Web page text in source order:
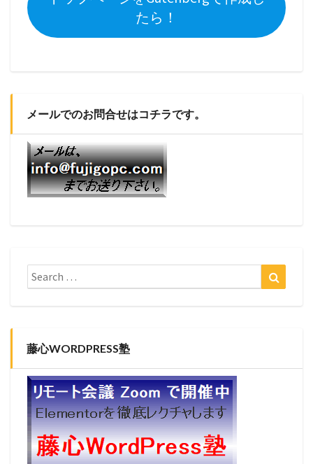
たら！
メールでのお問合せはコチラです。
藤心WORDPRESS塾